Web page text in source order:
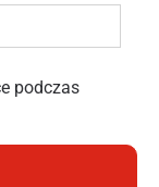
podczas